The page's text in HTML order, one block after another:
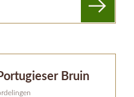
Bruin